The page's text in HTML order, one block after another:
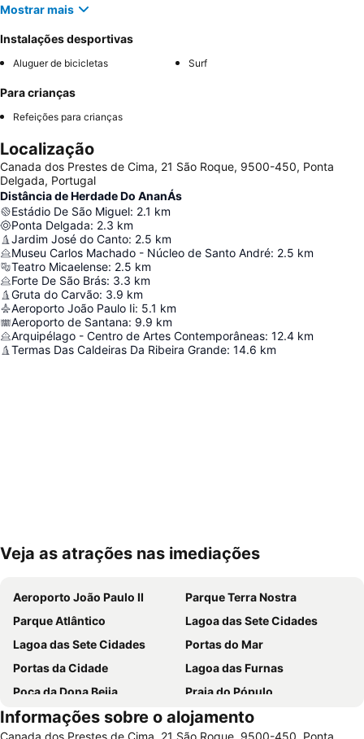
Mostrar mais
Instalações desportivas
Aluguer de bicicletas Surf
Para crianças
Refeições para crianças
Localização
Canada dos Prestes de Cima, 21 São Roque, 9500-450, Ponta
Delgada, Portugal
Distância de Herdade Do AnanÁs
Estádio De São Miguel: 2.1 km
Ponta Delgada: 2.3 km
Jardim José do Canto: 2.5 km
Museu Carlos Machado - Núcleo de Santo André: 2.5 km
Teatro Micaelense: 2.5 km
Forte De São Brás: 3.3 km
Gruta do Carvão: 3.9 km
Aeroporto João Paulo Ii: 5.1 km
Aeroporto de Santana: 9.9 km
Arquipélago - Centro de Artes Contemporâneas: 12.4 km
Termas Das Caldeiras Da Ribeira Grande: 14.6 km
Ampliar mapa
Veja as atrações nas imediações
Aeroporto João Paulo II
Parque Terra Nostra
Parque Atlântico
Lagoa das Sete Cidades
Lagoa das Sete Cidades
Portas do Mar
Portas da Cidade
Lagoa das Furnas
Poça da Dona Beija
Praia do Pópulo
Observatório Vulcanológico dos Açores
Parque de Ribeira Grande
Informações sobre o alojamento
Canada dos Prestes de Cima, 21 São Roque, 9500-450, Ponta